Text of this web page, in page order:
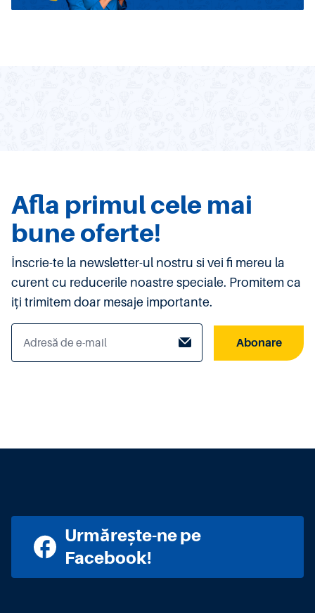
Afla primul cele mai
bune oferte!
Înscrie-te la newsletter-ul nostru si vei fi mereu la
curent cu reducerile noastre speciale. Promitem ca
iți trimitem doar mesaje importante.
Abonare
Urmărește-ne pe
Facebook!